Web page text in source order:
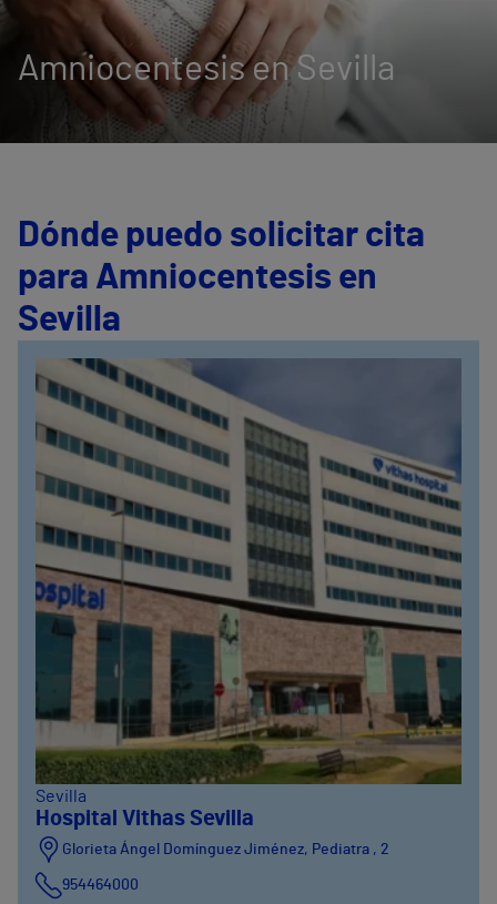
Amniocentesis en Sevilla
Dónde puedo solicitar cita
para Amniocentesis en
Sevilla
Sevilla
Hospital Vithas Sevilla
Glorieta Ángel Domínguez Jiménez, Pediatra , 2
954464000